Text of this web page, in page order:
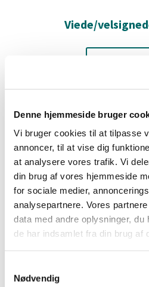
Denne hjemmeside bruger
Vi bruger cookies til at tilpasse
annoncer, til at vise dig
at analysere vores trafik. Vi
din brug af vores hjemmeside
for sociale medier,
analysepartnere. Vores
data med andre oplysninger, du
de har indsamlet fra din brug af
Nødvendig
Viede/
Døde -